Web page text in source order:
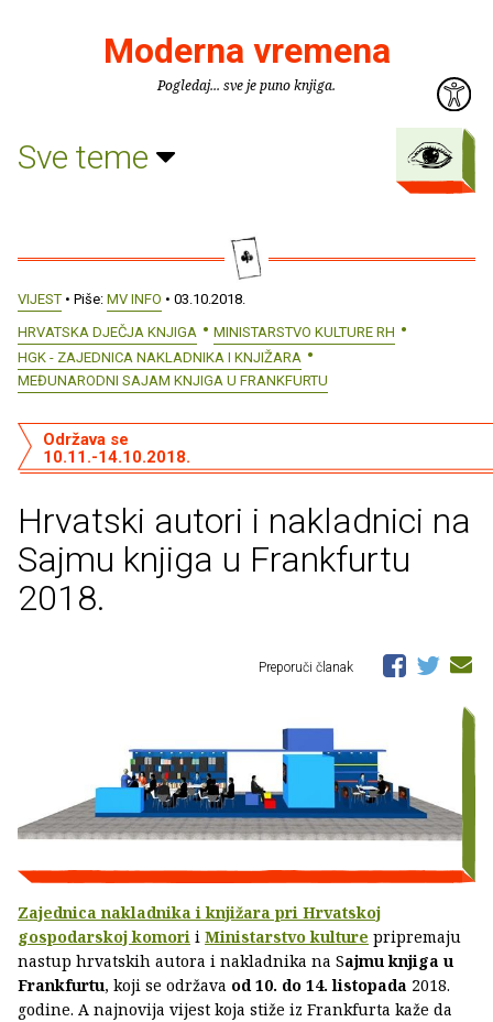
Moderna vremena
Pogledaj... sve je puno knjiga.
Sve teme
VIJEST • Piše: MV INFO • 03.10.2018.
HRVATSKA DJEČJA KNJIGA
MINISTARSTVO KULTURE RH
HGK - ZAJEDNICA NAKLADNIKA I KNJIŽARA
MEĐUNARODNI SAJAM KNJIGA U FRANKFURTU
Hrvatski autori i nakladnici na
Sajmu knjiga u Frankfurtu
2018.
Održava se
10.11.-14.10.2018.
Preporuči članak
Zajednica nakladnika i knjižara pri Hrvatskoj
gospodarskoj komori i Ministarstvo kulture pripremaju
nastup hrvatskih autora i nakladnika na Sajmu knjiga u
Frankfurtu, koji se održava od 10. do 14. listopada 2018.
godine. A najnovija vijest koja stiže iz Frankfurta kaže da